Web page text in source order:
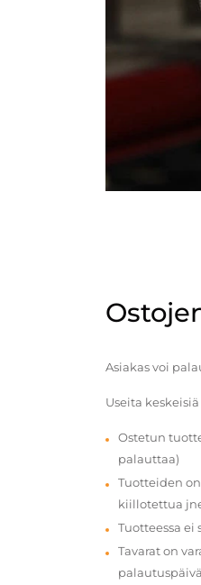
Asiakas voi
Useita
Ostetun
palauttaa)
Tuotteiden
kiillotettua
Tuotteessa ei
Tavarat on